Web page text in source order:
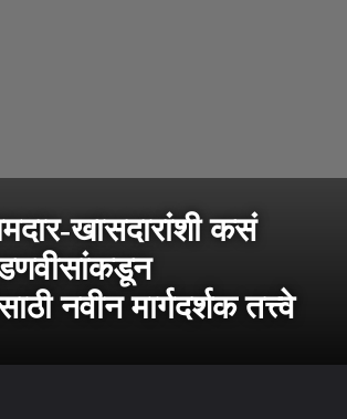
खासदारांशी कसं
नवीन मार्गदर्शक तत्त्वे